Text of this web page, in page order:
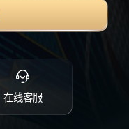
在线客服